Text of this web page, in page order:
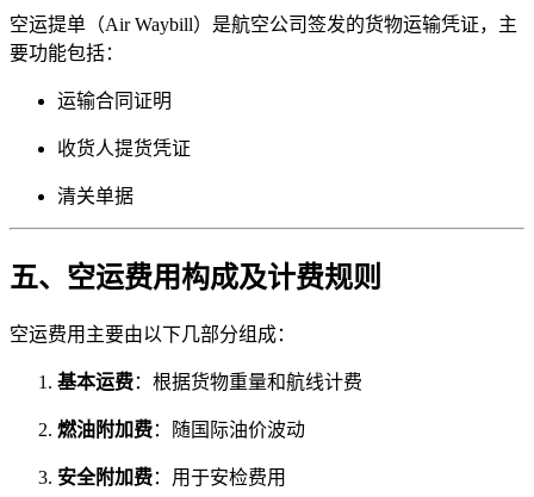
空运提单（Air Waybill）是航空公司签发的货物运输凭证，主
要功能包括：
运输合同证明
收货人提货凭证
清关单据
五、空运费用构成及计费规则
空运费用主要由以下几部分组成：
基本运费：根据货物重量和航线计费
燃油附加费：随国际油价波动
安全附加费：用于安检费用